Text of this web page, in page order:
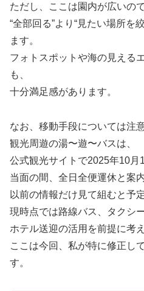
ただし、ここは園内が広いので
“全部回る”より“見たい場所を
ます。
フォトスポットや海の見える
も、
十分満足感があります。
なお、移動手段については注
観光周遊の湯〜遊〜バスは、
公式観光サイトで2025年10月
当面の間、全日全便運休と案
以前の情報だけ見て組むと予
現時点では路線バス、タクシー
ホテル送迎の活用を前提に考
ここは今回、私が特に修正し
す。